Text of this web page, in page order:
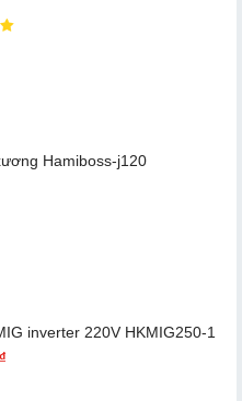
Hamiboss-j120
inverter 220V HKMIG250-1